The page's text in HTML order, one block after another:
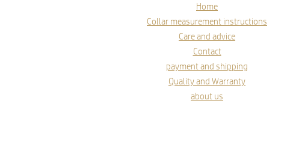
Home
Collar measurement instructions
Care and advice
Contact
payment and shipping
Quality and Warranty
about us